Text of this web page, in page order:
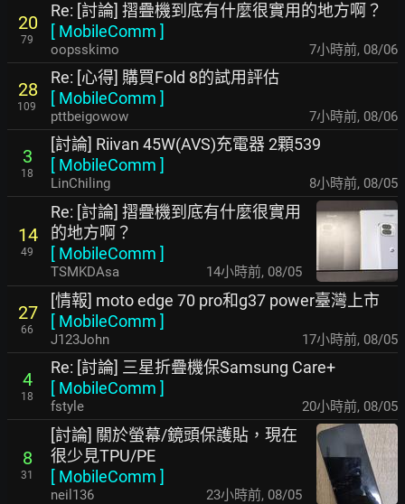
20
79
Re: [討論] 摺疊機到底有什麼很實用的地方啊？
[ MobileComm ]
oopsskimo 7小時前, 08/06
28
109
Re: [心得] 購買Fold 8的試用評估
[ MobileComm ]
pttbeigowow 7小時前, 08/06
3
18
[討論] Riivan 45W(AVS)充電器 2顆539
[ MobileComm ]
LinChiling 8小時前, 08/05
14
49
Re: [討論] 摺疊機到底有什麼很實用
的地方啊？
[ MobileComm ]
TSMKDAsa 14小時前, 08/05
27
66
[情報] moto edge 70 pro和g37 power臺灣上市
[ MobileComm ]
J123John 17小時前, 08/05
4
18
Re: [討論] 三星折疊機保Samsung Care+
[ MobileComm ]
fstyle 20小時前, 08/05
8
31
[討論] 關於螢幕/鏡頭保護貼，現在
很少見TPU/PE
[ MobileComm ]
neil136 23小時前, 08/05